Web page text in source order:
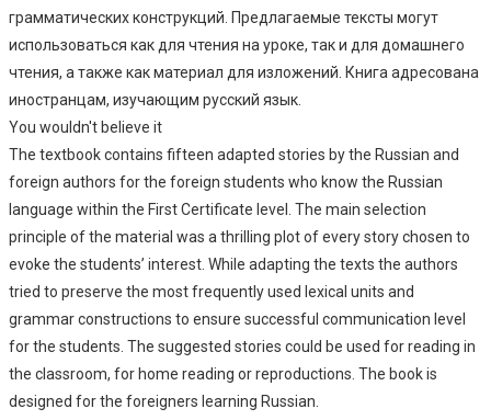
грамматических конструкций. Предлагаемые тексты могут
использоваться как для чтения на уроке, так и для домашнего
чтения, а также как материал для изложений. Книга адресована
иностранцам, изучающим русский язык.
You wouldn't believe it
The textbook contains fifteen adapted stories by the Russian and
foreign authors for the foreign students who know the Russian
language within the First Certificate level. The main selection
principle of the material was a thrilling plot of every story chosen to
evoke the students’ interest. While adapting the texts the authors
tried to preserve the most frequently used lexical units and
grammar constructions to ensure successful communication level
for the students. The suggested stories could be used for reading in
the classroom, for home reading or reproductions. The book is
designed for the foreigners learning Russian.